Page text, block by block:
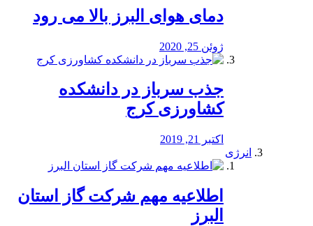
دمای هوای البرز بالا می رود
ژوئن 25, 2020
جذب سرباز در دانشکده
کشاورزی کرج
اکتبر 21, 2019
انرژی
️اطلاعیه مهم شرکت گاز استان
البرز